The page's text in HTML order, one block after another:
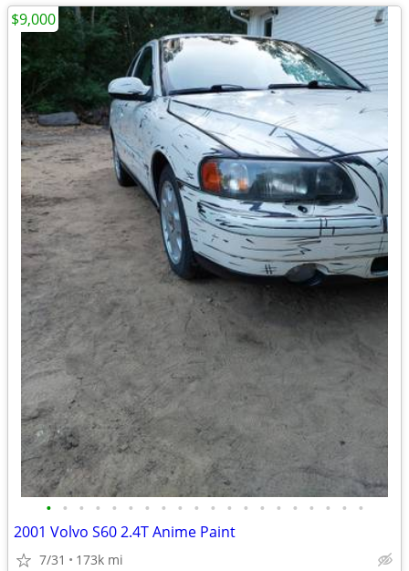
• • • • • • • • • • • • • • • • • • • •
2001 Volvo S60 2.4T Anime Paint
7/31 173k mi
$9,000